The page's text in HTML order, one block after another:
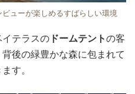
ューが楽しめるすばらしい環境
テラスの ドームテントの客
後の緑豊かな森に包まれて
す。